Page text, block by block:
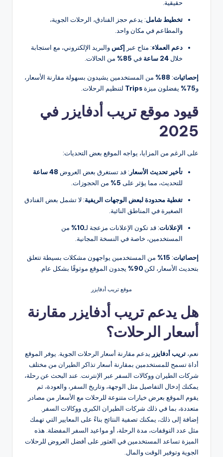
حقيقية.
تخطيط شامل: يدعم حجز الفنادق، الرحلات الجوية،
والمطاعم في مكان واحد.
دعم العملاء: متاح عبر إكس والبريد الإلكتروني، مع استجابة
خلال 24 ساعة في 85% من الحالات.
إحصائيات:
88%
من المستخدمين يشيدون بسهولة مقارنة الأسعار،
و75% يفضلون ميزة Trips لتنظيم الرحلات.
قيود موقع تريب أدفايزر في
2025
على الرغم من المزايا، يواجه الموقع بعض التحديات:
تأخير تحديث الأسعار : قد تستغرق بعض العروض 48 ساعة
للتحديث، مما يؤثر على 5% من الحجوزات.
تغطية محدودة لبعض الوجهات الريفية: لا تشمل بعض الفنادق
الصغيرة في المناطق النائية.
الإعلانات: قد تكون الإعلانات مزعجة لـ10%
من
المستخدمين، خاصة في النسخة المجانية.
إحصائيات:
15%
من المستخدمين يواجهون مشكلات بسيطة تتعلق
بتحديث الأسعار، لكن 90% يجدون الموقع موثوقًا بشكل عام.
موقع تريب أدفايزر
هل يدعم تريب أدفايزر مقارنة
أسعار الرحلات؟
نعم، تريب أدفايزر يدعم مقارنة أسعار الرحلات الجوية. يوفر الموقع
أداة تسمح للمستخدمين بمقارنة أسعار تذاكر الطيران من مختلف
شركات الطيران ووكالات السفر عبر الإنترنت. عند البحث عن رحلة،
يمكنك إدخال التفاصيل مثل الوجهة، وتاريخ السفر، والعودة، ثم
يقوم الموقع بعرض خيارات متنوعة للرحلات مع الأسعار من مصادر
متعددة، بما في ذلك شركات الطيران الكبرى ووكالات السفر.
إضافة إلى ذلك، يمكنك تصفية النتائج بناءً على المعايير التي تهمك
مثل عدد التوقفات، مدة الرحلة، أو مواعيد السفر المفضلة. هذه
الميزة تساعد المستخدمين في العثور على أفضل العروض للرحلات
الجوية وتوفير الوقت والمال.